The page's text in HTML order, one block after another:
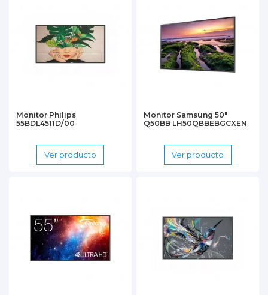
Monitor Philips
55BDL4511D/00
Ver producto
Monitor Samsung 50"
Q50BB LH50QBBEBGCXEN
Ver producto